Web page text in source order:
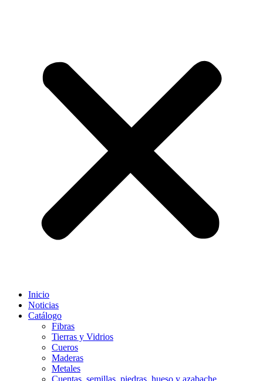
Inicio
Noticias
Catálogo
Fibras
Tierras y Vidrios
Cueros
Maderas
Metales
Cuentas, semillas, piedras, hueso y azabache